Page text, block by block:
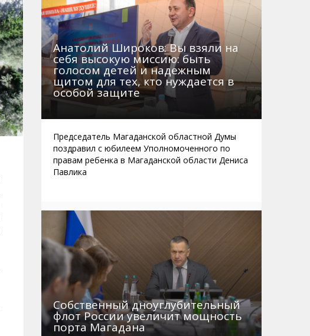
Анатолий Широков: Вы взяли на
себя высокую миссию: быть
голосом детей и надежным
щитом для тех, кто нуждается в
особой защите
Председатель Магаданской областной Думы
поздравил с юбилеем Уполномоченного по
правам ребенка в Магаданской области Дениса
Павлика
Собственный дноуглубительный
флот России увеличит мощность
порта Магадана